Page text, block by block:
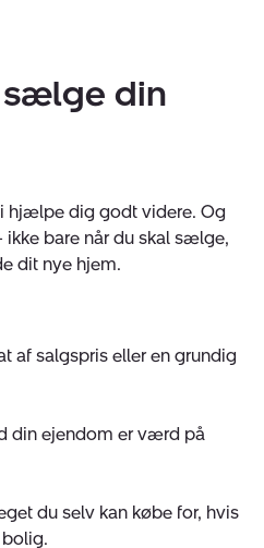
sælge din
hjælpe dig godt videre. Og
bare når du skal sælge,
dit nye hjem.
af salgspris eller en grundig
din ejendom er værd på
du selv kan købe for, hvis